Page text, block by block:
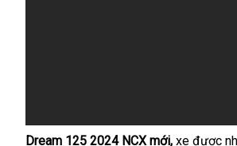
Dream 125 2024 NCX mới, xe được